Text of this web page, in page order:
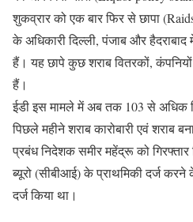
शुकव्रार को एक बार फिर से छापा
के अधिकारी दिल्ली, पंजाब और
हैं। यह छापे कुछ शराब वितरकों,
हैं।
ईडी इस मामले में अब तक 103 से अधिक
पिछले महीने शराब कारोबारी एवं शराब
प्रबंध निदेशक समीर महेंद्रू को
ब्यूरो (सीबीआई) के प्राथमिकी दर्ज
दर्ज किया था।